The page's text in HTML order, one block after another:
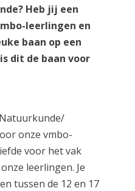
Heb jij een
leerlingen en
baan op een
dit de baan voor
onze vmbo-
voor het vak
leerlingen. Je
tussen de 12 en 17